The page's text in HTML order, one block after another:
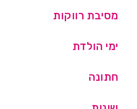
מסיבת רווקות
ימי הולדת
חתונה